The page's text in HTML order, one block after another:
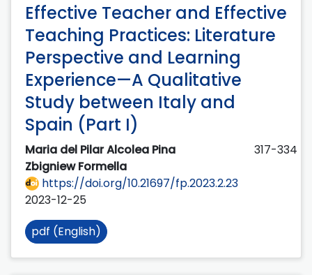
Effective Teacher and Effective
Teaching Practices: Literature
Perspective and Learning
Experience—A Qualitative
Study between Italy and
Spain (Part I)
Maria del Pilar Alcolea Pina
Zbigniew Formella
317-334
https://doi.org/10.21697/fp.2023.2.23
2023-12-25
pdf (English)